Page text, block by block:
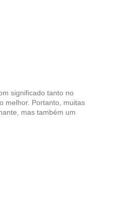
significado tanto no
melhor. Portanto, muitas
mas também um